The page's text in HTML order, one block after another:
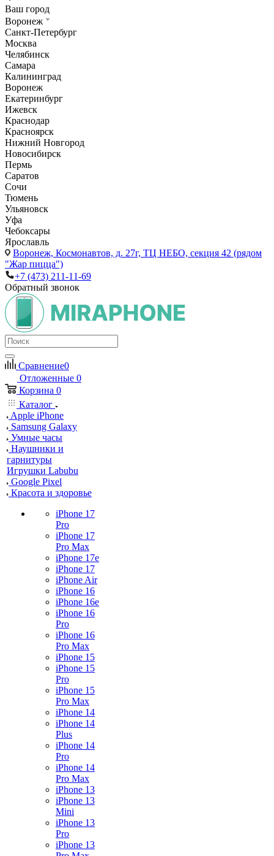
Ваш город
Воронеж
Санкт-Петербург
Москва
Челябинск
Самара
Калининград
Воронеж
Екатеринбург
Ижевск
Краснодар
Красноярск
Нижний Новгород
Новосибирск
Пермь
Саратов
Сочи
Тюмень
Ульяновск
Уфа
Чебоксары
Ярославль
Воронеж, Космонавтов, д. 27г, ТЦ НЕБО, секция 42 (рядом
"Жар пицца")
+7 (473) 211-11-69
Обратный звонок
Сравнение0
Отложенные 0
Корзина 0
Каталог
Apple iPhone
Samsung Galaxy
Умные часы
Наушники и
гарнитуры
Игрушки Labubu
Google Pixel
Красота и здоровье
iPhone 17
Pro
iPhone 17
Pro Max
iPhone 17e
iPhone 17
iPhone Air
iPhone 16
iPhone 16e
iPhone 16
Pro
iPhone 16
Pro Max
iPhone 15
iPhone 15
Pro
iPhone 15
Pro Max
iPhone 14
iPhone 14
Plus
iPhone 14
Pro
iPhone 14
Pro Max
iPhone 13
iPhone 13
Mini
iPhone 13
Pro
iPhone 13